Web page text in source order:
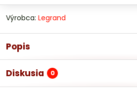
Výrobca: Legrand
Popis
Diskusia 0